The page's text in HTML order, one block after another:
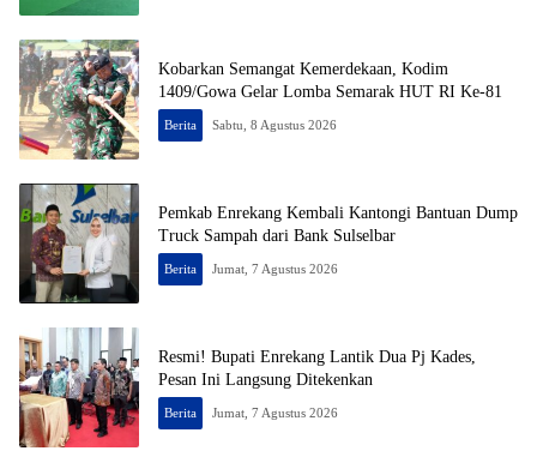
Kobarkan Semangat Kemerdekaan, Kodim
1409/Gowa Gelar Lomba Semarak HUT RI Ke-81
Berita Sabtu, 8 Agustus 2026
Pemkab Enrekang Kembali Kantongi Bantuan Dump
Truck Sampah dari Bank Sulselbar
Berita Jumat, 7 Agustus 2026
Resmi! Bupati Enrekang Lantik Dua Pj Kades,
Pesan Ini Langsung Ditekenkan
Berita Jumat, 7 Agustus 2026